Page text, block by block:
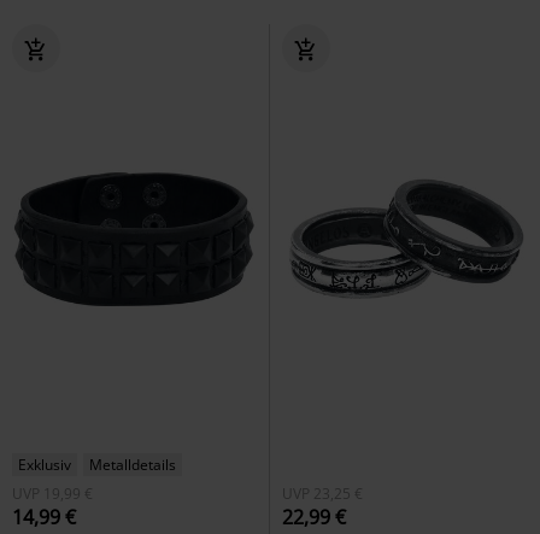
Exklusiv
Metalldetails
UVP
19,99 €
14,99 €
UVP 23,25 €
22,99 €